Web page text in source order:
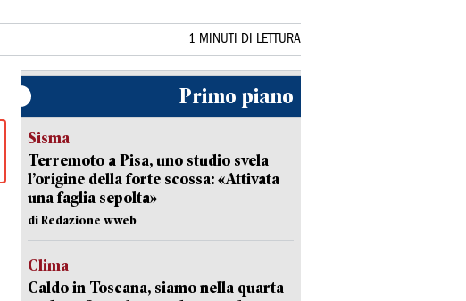
1 MINUTI DI LETTURA
Primo piano
Sisma
Terremoto a Pisa, uno studio svela
l’origine della forte scossa: «Attivata
una faglia sepolta»
di Redazione wweb
Clima
Caldo in Toscana, siamo nella quarta